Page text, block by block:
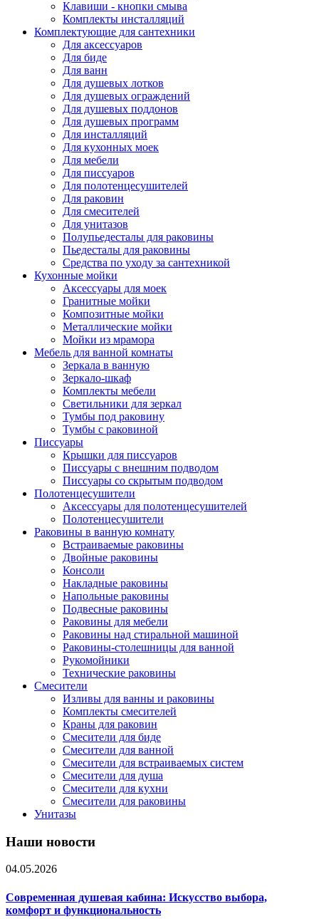
Клавиши - кнопки смыва
Комплекты инсталляций
Комплектующие для сантехники
Для аксессуаров
Для биде
Для ванн
Для душевых лотков
Для душевых ограждений
Для душевых поддонов
Для душевых программ
Для инсталляций
Для кухонных моек
Для мебели
Для писсуаров
Для полотенцесушителей
Для раковин
Для смесителей
Для унитазов
Полупьедесталы для раковины
Пьедесталы для раковины
Средства по уходу за сантехникой
Кухонные мойки
Аксессуары для моек
Гранитные мойки
Композитные мойки
Металлические мойки
Мойки из мрамора
Мебель для ванной комнаты
Зеркала в ванную
Зеркало-шкаф
Комплекты мебели
Светильники для зеркал
Тумбы под раковину
Тумбы с раковиной
Писсуары
Крышки для писсуаров
Писсуары с внешним подводом
Писсуары со скрытым подводом
Полотенцесушители
Аксессуары для полотенцесушителей
Полотенцесушители
Раковины в ванную комнату
Встраиваемые раковины
Двойные раковины
Консоли
Накладные раковины
Напольные раковины
Подвесные раковины
Раковины для мебели
Раковины над стиральной машиной
Раковины-столешницы для ванной
Рукомойники
Технические раковины
Смесители
Изливы для ванны и раковины
Комплекты смесителей
Краны для раковин
Смесители для биде
Смесители для ванной
Смесители для встраиваемых систем
Смесители для душа
Смесители для кухни
Смесители для раковины
Унитазы
Наши новости
04.05.2026
Современная душевая кабина: Искусство выбора,
комфорт и функциональность